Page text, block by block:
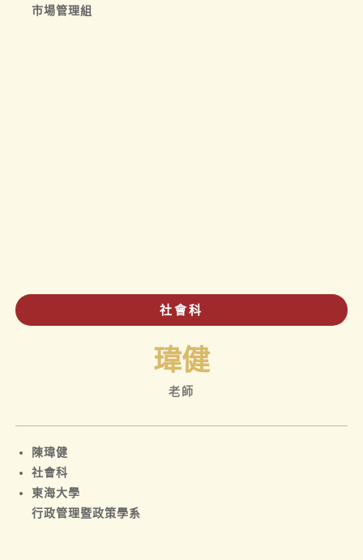
市場管理組
社會科
瑋健
老師
陳瑋健
社會科
東海大學
行政管理暨政策學系